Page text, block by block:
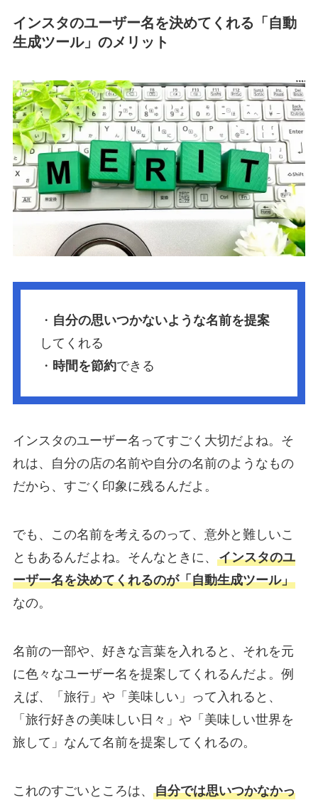
インスタのユーザー名を決めてくれる「自動
生成ツール」のメリット
・ 自分の思いつかないような名前を提案
してくれる
・ 時間を節約できる
インスタのユーザー名ってすごく大切だよね。そ
れは、自分の店の名前や自分の名前のようなもの
だから、すごく印象に残るんだよ。
でも、この名前を考えるのって、意外と難しいこ
ともあるんだよね。そんなときに、 インスタのユ
ーザー名を決めてくれるのが「自動生成ツール」
なの。
名前の一部や、好きな言葉を入れると、それを元
に色々なユーザー名を提案してくれるんだよ。例
えば、「旅行」や「美味しい」って入れると、
「旅行好きの美味しい日々」や「美味しい世界を
旅して」なんて名前を提案してくれるの。
これのすごいところは、 自分では思いつかなかっ